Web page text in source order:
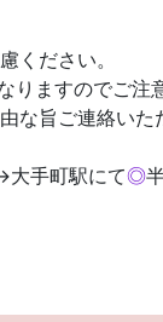
ください。
ますのでご注
な旨ご連絡い
大手町駅にて◎